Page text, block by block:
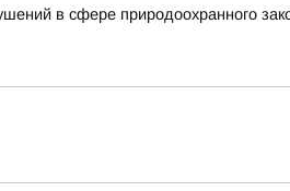
в сфере природоохранного